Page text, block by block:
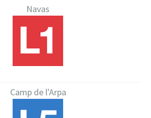
Navas
Camp de l'Arpa